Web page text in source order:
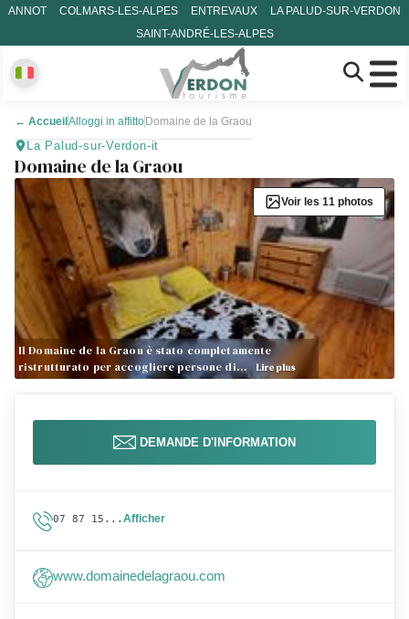
ANNOT COLMARS-LES-ALPES ENTREVAUX
LA PALUD-SUR-VERDON
SAINT-ANDRÉ-LES-ALPES
← Accueil Alloggi in affitto Domaine de la Graou
La Palud-sur-Verdon-it
Domaine de la Graou
Il Domaine de la Graou è stato completamente
ristrutturato per accogliere persone di… Lire plus
Voir les 11 photos
DEMANDE D'INFORMATION
07 87 15... Afficher
www.domainedelagraou.com